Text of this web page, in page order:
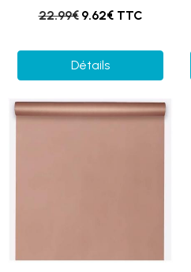
22.99€ 9.62€ TTC
Détails